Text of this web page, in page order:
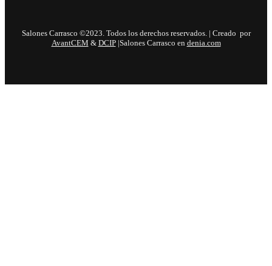
Salones Carrasco ©2023. Todos los derechos reservados. | Creado por
AvantCEM & DCIP|Salones Carrasco en denia.com